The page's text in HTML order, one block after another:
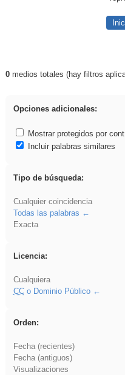
Resultados de:
0medios totales (hay filtros
Opciones adicionales:
Mostrar protegidos por
Incluir palabras similares
Tipo de búsqueda:
Cualquier coincidencia
Todas las palabras
Exacta
Licencia:
Cualquiera
CCo Dominio Público
Orden:
Fecha (recientes)
Fecha (antiguos)
Visualizaciones